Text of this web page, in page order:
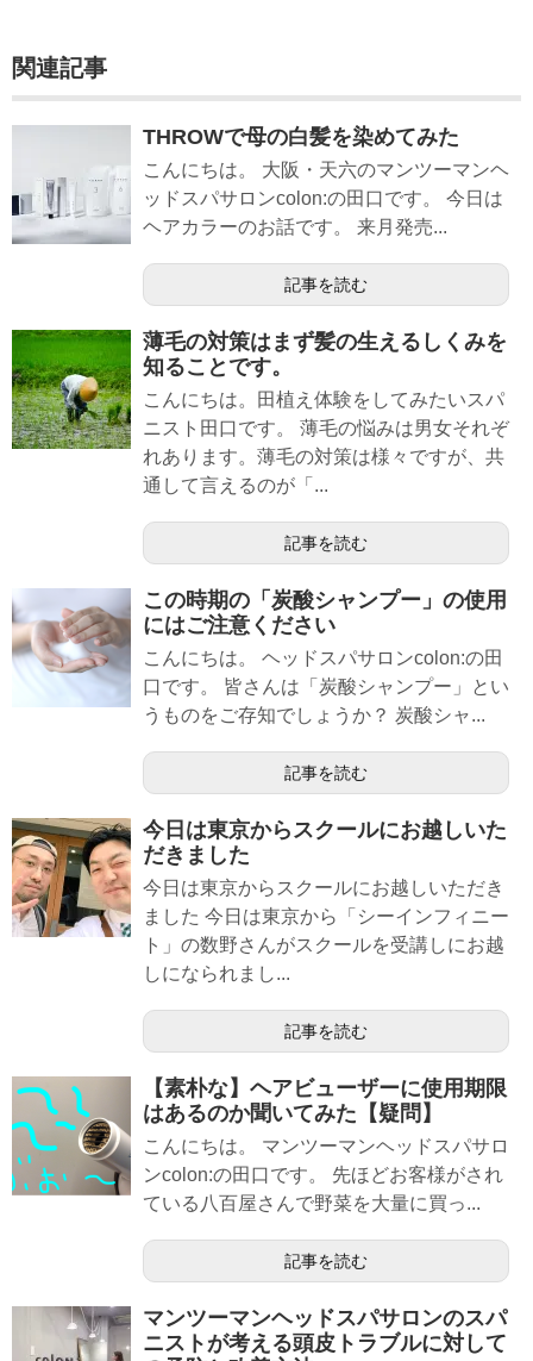
関連記事
THROWで母の白髪を染めてみた
こんにちは。 大阪・天六のマンツーマンヘ
ッドスパサロンcolon:の田口です。 今日は
ヘアカラーのお話です。 来月発売...
記事を読む
薄毛の対策はまず髪の生えるしくみを
知ることです。
こんにちは。田植え体験をしてみたいスパ
ニスト田口です。 薄毛の悩みは男女それぞ
れあります。薄毛の対策は様々ですが、共
通して言えるのが「...
記事を読む
この時期の「炭酸シャンプー」の使用
にはご注意ください
こんにちは。 ヘッドスパサロンcolon:の田
口です。 皆さんは「炭酸シャンプー」とい
うものをご存知でしょうか？ 炭酸シャ...
記事を読む
今日は東京からスクールにお越しいた
だきました
今日は東京からスクールにお越しいただき
ました 今日は東京から「シーインフィニー
ト」の数野さんがスクールを受講しにお越
しになられまし...
記事を読む
【素朴な】ヘアビューザーに使用期限
はあるのか聞いてみた【疑問】
こんにちは。 マンツーマンヘッドスパサロ
ンcolon:の田口です。 先ほどお客様がされ
ている八百屋さんで野菜を大量に買っ...
記事を読む
マンツーマンヘッドスパサロンのスパ
ニストが考える頭皮トラブルに対して